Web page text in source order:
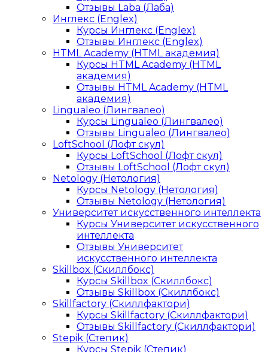
Отзывы Laba (Лаба)
Инглекс (Englex)
Курсы Инглекс (Englex)
Отзывы Инглекс (Englex)
HTML Academy (HTML академия)
Курсы HTML Academy (HTML
академия)
Отзывы HTML Academy (HTML
академия)
Lingualeo (Лингвалео)
Курсы Lingualeo (Лингвалео)
Отзывы Lingualeo (Лингвалео)
LoftSchool (Лофт скул)
Курсы LoftSchool (Лофт скул)
Отзывы LoftSchool (Лофт скул)
Netology (Нетология)
Курсы Netology (Нетология)
Отзывы Netology (Нетология)
Университет искусственного интеллекта
Курсы Университет искусственного
интеллекта
Отзывы Университет
искусственного интеллекта
Skillbox (Скиллбокс)
Курсы Skillbox (Скиллбокс)
Отзывы Skillbox (Скиллбокс)
Skillfactory (Скиллфактори)
Курсы Skillfactory (Скиллфактори)
Отзывы Skillfactory (Скиллфактори)
Stepik (Степик)
Курсы Stepik (Степик)